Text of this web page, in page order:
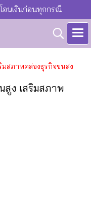
อนเงินก่อนทุกกรณี
มสภาพคล่องธุรกิจขนส่ง
สูง เสริมสภาพ